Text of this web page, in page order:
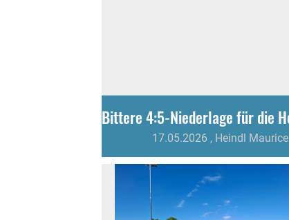
17.05.2026 , Heindl Maurice